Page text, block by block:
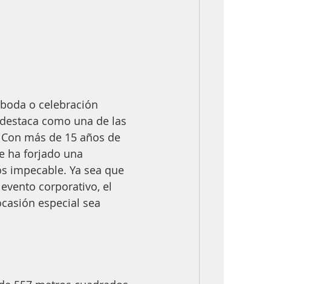
o celebración
como una de las
más de 15 años de
ha forjado una
impecable. Ya sea que
corporativo, el
especial sea